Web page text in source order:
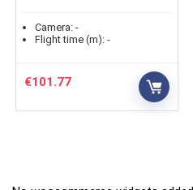
Camera: -
Flight time (m): -
€101.77